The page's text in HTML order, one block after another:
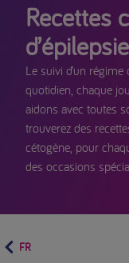
Recettes
d’épilepsie
Le suivi d’un
quotidien, chaque
aidons avec toutes
trouverez des
cétogène, pour
des occasions
FR